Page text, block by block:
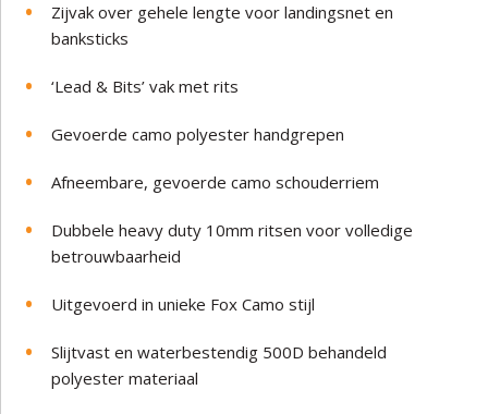
Zijvak over gehele lengte voor landingsnet en
banksticks
‘Lead & Bits’ vak met rits
Gevoerde camo polyester handgrepen
Afneembare, gevoerde camo schouderriem
Dubbele heavy duty 10mm ritsen voor volledige
betrouwbaarheid
Uitgevoerd in unieke Fox Camo stijl
Slijtvast en waterbestendig 500D behandeld
polyester materiaal